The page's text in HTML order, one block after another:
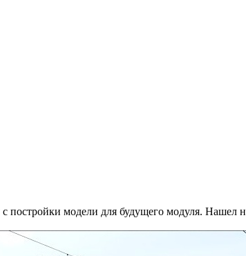
постройки модели для будущего модуля. Нашел